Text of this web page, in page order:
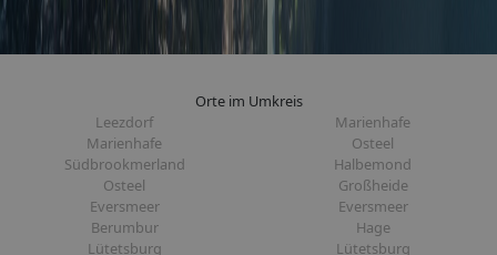
Orte im Umkreis
Leezdorf
Marienhafe
Marienhafe
Osteel
Südbrookmerland
Halbemond
Osteel
Großheide
Eversmeer
Eversmeer
Berumbur
Hage
Lütetsburg
Lütetsburg